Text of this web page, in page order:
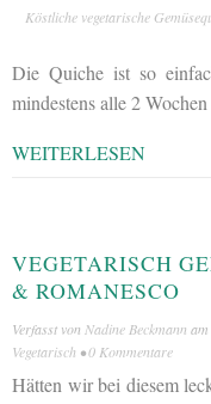
Köstliche vegetarische
Die Quiche ist so
mindestens alle 2
WEITERLESEN
VEGETARISCH
& ROMANESCO
Verfasst von Nadine Beckmann am
Vegetarisch •0 Kommentare
Hätten wir bei diesem